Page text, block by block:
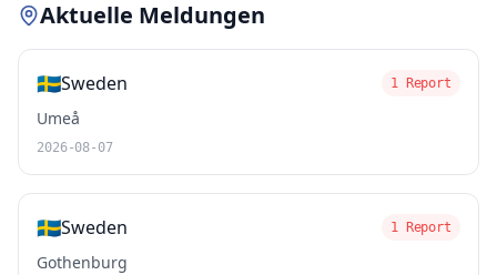
Aktuelle Meldungen
🇸🇪Sweden 1 Report
Umeå
2026-08-07
🇸🇪Sweden 1 Report
Gothenburg